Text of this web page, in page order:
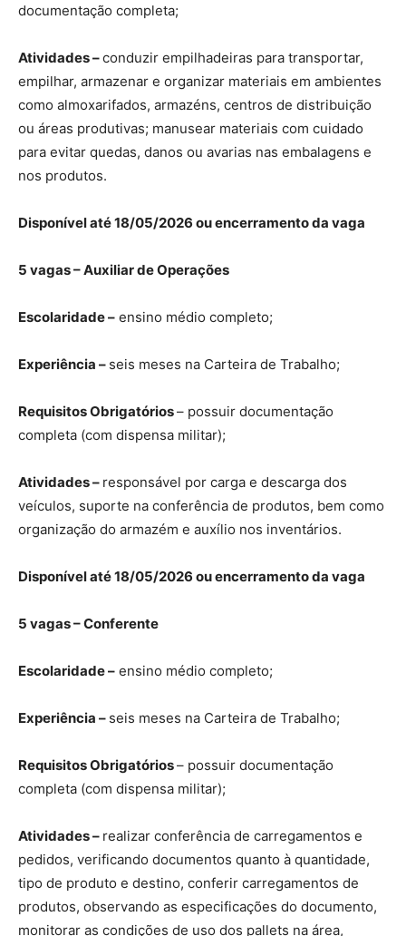
documentação completa;
Atividades –conduzir empilhadeiras para transportar,
empilhar, armazenar e organizar materiais em ambientes
como almoxarifados, armazéns, centros de distribuição
ou áreas produtivas; manusear materiais com cuidado
para evitar quedas, danos ou avarias nas embalagens e
nos produtos.
Disponível até 18/05/2026 ou encerramento da vaga
5 vagas – Auxiliar de Operações
Escolaridade – ensino médio completo;
Experiência – seis meses na Carteira de Trabalho;
Requisitos Obrigatórios– possuir documentação
completa (com dispensa militar);
Atividades – responsável por carga e descarga dos
veículos, suporte na conferência de produtos, bem como
organização do armazém e auxílio nos inventários.
Disponível até 18/05/2026 ou encerramento da vaga
5 vagas – Conferente
Escolaridade – ensino médio completo;
Experiência – seis meses na Carteira de Trabalho;
Requisitos Obrigatórios– possuir documentação
completa (com dispensa militar);
Atividades – realizar conferência de carregamentos e
pedidos, verificando documentos quanto à quantidade,
tipo de produto e destino, conferir carregamentos de
produtos, observando as especificações do documento,
monitorar as condições de uso dos pallets na área,